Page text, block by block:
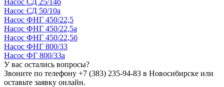
Насос СД 25/14б
Насос СД 50/10а
Насос ФНГ 450/22,5
Насос ФНГ 450/22,5а
Насос ФНГ 450/22,5б
Насос ФНГ 800/33
Насос ФГ 800/33а
У вас остались вопросы?
Звоните по телефону +7 (383) 235-94-83 в Новосибирске или
оставьте заявку онлайн.